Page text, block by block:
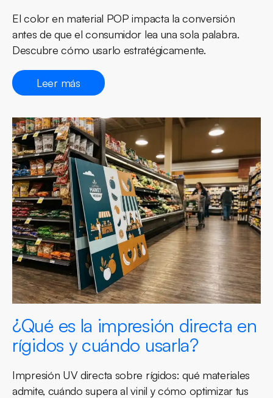
El color en material POP impacta la conversión
antes de que el consumidor lea una sola palabra.
Descubre cómo usarlo estratégicamente.
Leer más
¿Qué es la impresión directa en
rígidos y cuándo usarla?
Impresión UV directa sobre rígidos: qué materiales
admite, cuándo supera al vinil y cómo optimizar tus